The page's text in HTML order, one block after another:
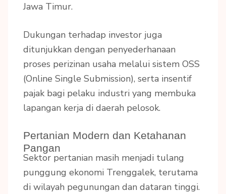
Jawa Timur.
Dukungan terhadap investor juga
ditunjukkan dengan penyederhanaan
proses perizinan usaha melalui sistem OSS
(Online Single Submission), serta insentif
pajak bagi pelaku industri yang membuka
lapangan kerja di daerah pelosok.
Pertanian Modern dan Ketahanan
Pangan
Sektor pertanian masih menjadi tulang
punggung ekonomi Trenggalek, terutama
di wilayah pegunungan dan dataran tinggi.